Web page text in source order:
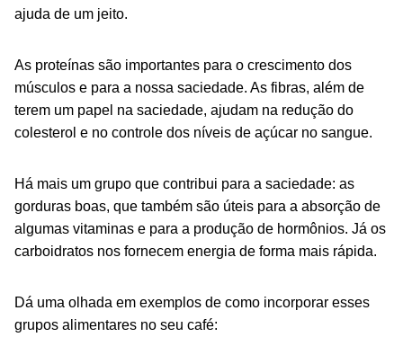
ajuda de um jeito.
As proteínas são importantes para o crescimento dos
músculos e para a nossa saciedade. As fibras, além de
terem um papel na saciedade, ajudam na redução do
colesterol e no controle dos níveis de açúcar no sangue.
Há mais um grupo que contribui para a saciedade: as
gorduras boas, que também são úteis para a absorção de
algumas vitaminas e para a produção de hormônios. Já os
carboidratos nos fornecem energia de forma mais rápida.
Dá uma olhada em exemplos de como incorporar esses
grupos alimentares no seu café: